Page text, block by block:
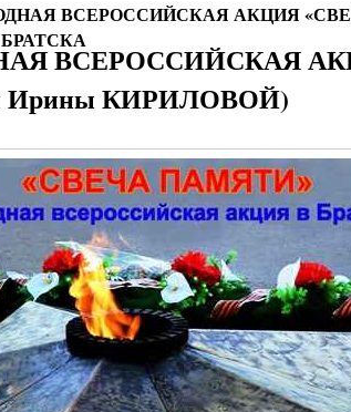
ВСЕРОССИЙСКАЯ АКЦИЯ
ВСЕРОССИЙСКАЯ
Ирины КИРИЛОВОЙ)